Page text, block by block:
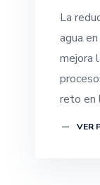
La
agua
mejora
reto en
VER